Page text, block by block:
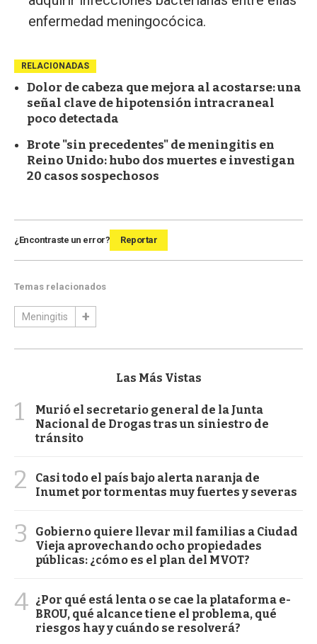
enfermedad meningocócica.
RELACIONADAS
Dolor de cabeza que mejora al acostarse: una
señal clave de hipotensión intracraneal
poco detectada
Brote "sin precedentes" de meningitis en
Reino Unido: hubo dos muertes e investigan
20 casos sospechosos
¿Encontraste un error? Reportar
Temas relacionados
Meningitis
Las Más Vistas
1
Murió el secretario general de la Junta
Nacional de Drogas tras un siniestro de
tránsito
2
Casi todo el país bajo alerta naranja de
Inumet por tormentas muy fuertes y severas
3
Gobierno quiere llevar mil familias a Ciudad
Vieja aprovechando ocho propiedades
públicas: ¿cómo es el plan del MVOT?
4 ¿Por qué está lenta o se cae la plataforma e-
BROU, qué alcance tiene el problema, qué
riesgos hay y cuándo se resolverá?